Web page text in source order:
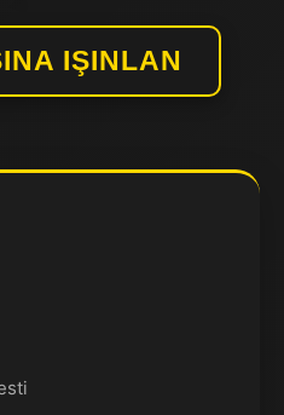
IŞINLAN